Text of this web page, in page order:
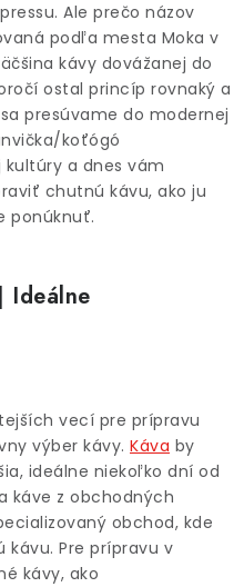
kávu
Veľkoobchod
catering
obchodu
Ale prečo názov
podľa mesta Moka v
kávy dovážanej do
ostal princíp rovnaký a
presúvame do modernej
koťógó
a dnes vám
chutnú kávu, ako ju
ponúknuť.
Ideálne
vecí pre prípravu
výber kávy. Káva by
ideálne niekoľko dní od
káve z obchodných
obchod, kde
kávu. Pre prípravu v
kávy, ako